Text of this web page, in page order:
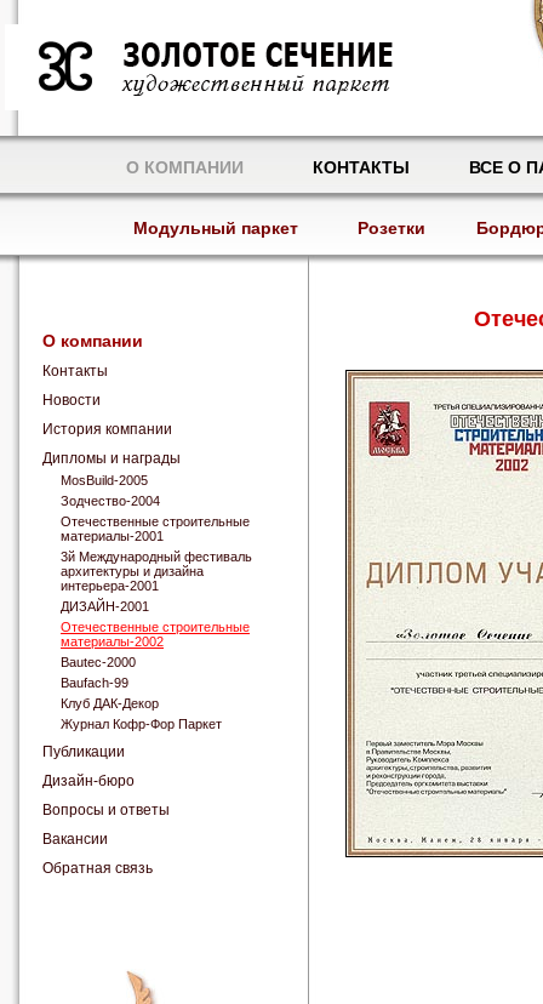
О КОМПАНИИ КОНТАКТЫ ВСЕ О
Модульный паркет Розетки
О компании
Контакты
Новости
История компании
Дипломы и награды
MosBuild-2005
Зодчество-2004
Отечественные строительные
материалы-2001
3й Международный фестиваль
архитектуры и дизайна
интерьера-2001
ДИЗАЙН-2001
Отечественные строительные
материалы-2002
Bautec-2000
Baufach-99
Клуб ДАК-Декор
Журнал Кофр-Фор Паркет
Публикации
Дизайн-бюро
Вопросы и ответы
Вакансии
Обратная связь